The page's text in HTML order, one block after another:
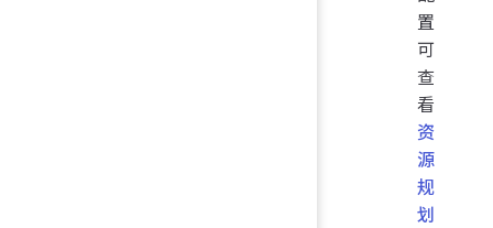
置
可
查
看
资
源
规
划